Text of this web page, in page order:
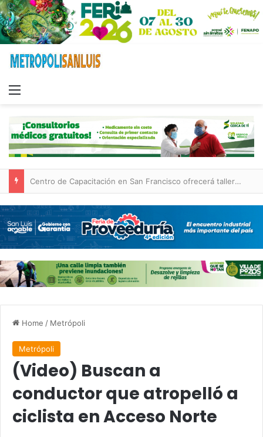
Centro de Capacitación en San Francisco ofrecerá talleres y buscará certificación para sus alumnos
Home / Metrópoli
Metrópoli
(Video) Buscan a
conductor que atropelló a
ciclista en Acceso Norte